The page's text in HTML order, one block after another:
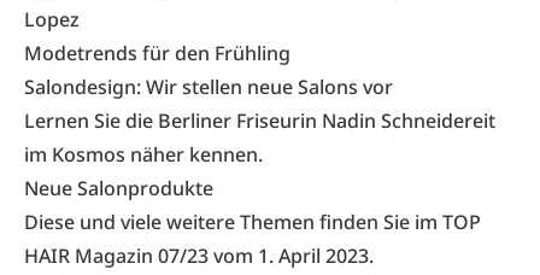
Lopez
Modetrends für den Frühling
Salondesign: Wir stellen neue Salons vor
Lernen Sie die Berliner Friseurin Nadin Schneidereit
im Kosmos näher kennen.
Neue Salonprodukte
Diese und viele weitere Themen finden Sie im TOP
HAIR Magazin 07/23vom 1. April 2023.